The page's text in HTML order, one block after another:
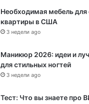
Необходимая мебель
квартиры в США
3 недели ago
Маникюр 2026: идеи и
для стильных ногтей
3 недели ago
Тест: Что вы знаете про